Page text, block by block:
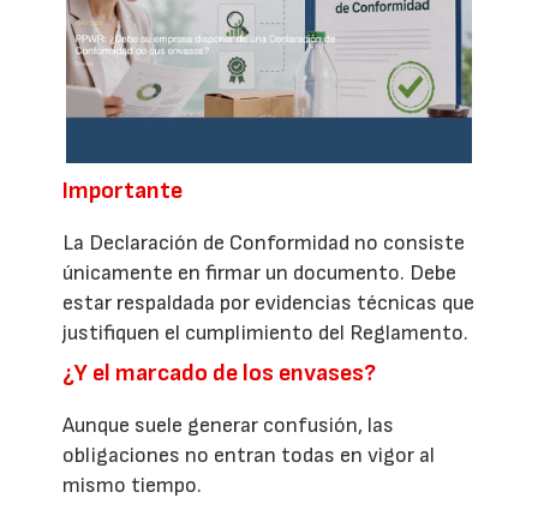
Importante
La Declaración de Conformidad no consiste
únicamente en firmar un documento. Debe
estar respaldada por evidencias técnicas que
justifiquen el cumplimiento del Reglamento.
¿Y el marcado de los envases?
Aunque suele generar confusión, las
obligaciones no entran todas en vigor al
mismo tiempo.